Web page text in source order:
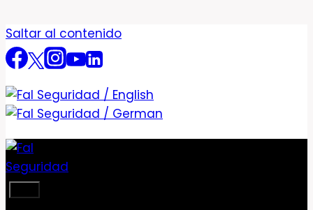
Saltar al contenido